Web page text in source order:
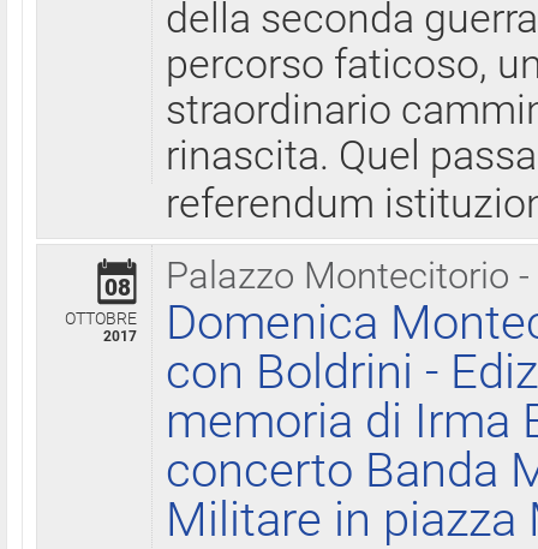
della seconda
percorso faticoso,
straordinario
rinascita. Quel
referendum
Palazzo Montecitorio
08
OTTOBRE
2017
Domenica
con Boldrini -
memoria di Irma
concerto Banda
Militare in